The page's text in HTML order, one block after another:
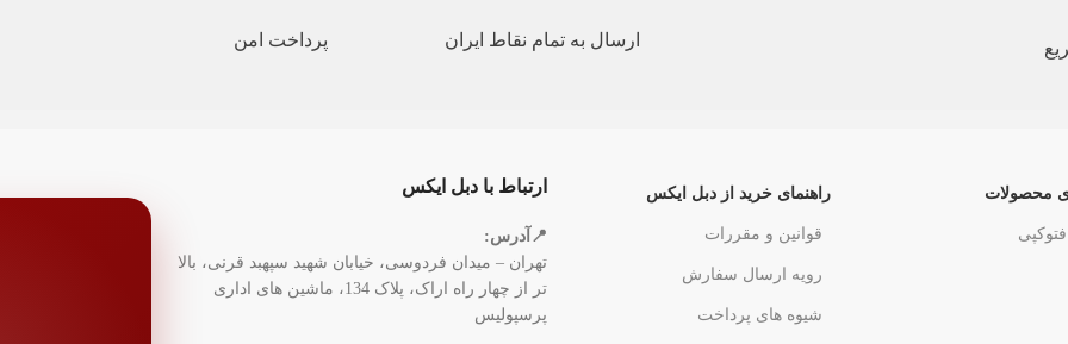
ارسال به تمام نقاط ایران پرداخت امن
محصولات راهنمای خرید از دبل ایکس
قوانین و مقررات
رویه ارسال سفارش
شیوه های پرداخت
ارتباط با دبل ایکس
📍آدرس:
تهران – میدان فردوسی، خیابان شهید سپهبد قرنی، بالا
تر از چهار راه اراک، پلاک 134، ماشین های اداری
پرسپولیس